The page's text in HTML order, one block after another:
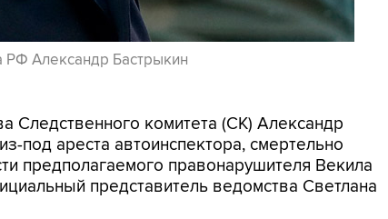
РФ Александр Бастрыкин
Следственного комитета (СК) Александр
под ареста автоинспектора, смертельно
предполагаемого правонарушителя Векила
представитель ведомства Светлана